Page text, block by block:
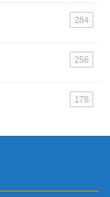
284
256
178